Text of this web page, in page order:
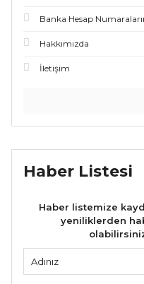
Banka Hesap
Hakkımızda
İletişim
Haber Listesi
Haber listemize
yeniliklerden